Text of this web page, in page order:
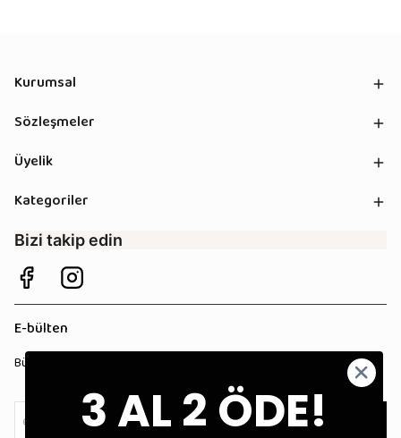
Kurumsal
Sözleşmeler
Üyelik
Kategoriler
Bizi takip edin
E-bülten
Bültenimize kaydolun, tüm kampanyalardan anında haberdar olun!
3 AL 2 ÖDE!